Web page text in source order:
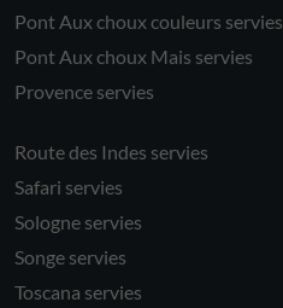
Pont Aux choux couleurs servies
Pont Aux choux Mais servies
Provence servies
Route des Indes servies
Safari servies
Sologne servies
Songe servies
Toscana servies